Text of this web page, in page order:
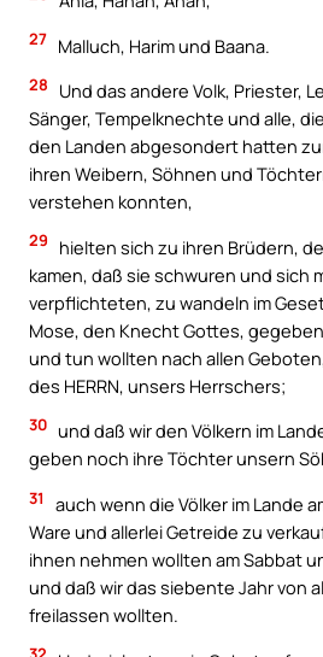
27 Malluch, Harim und Baana.
28
Und das andere Volk, Priester,
Sänger, Tempelknechte und alle,
den Landen abgesondert hatten
ihren Weibern, Söhnen und
verstehen konnten,
29
hielten sich zu ihren Brüdern,
kamen, daß sie schwuren und sich
verpflichteten, zu wandeln im
Mose, den Knecht Gottes,
und tun wollten nach allen
des HERRN, unsers Herrschers;
30 und daß wir den Völkern im
geben noch ihre Töchter unsern
31
auch wenn die Völker im Lande
Ware und allerlei Getreide zu
ihnen nehmen wollten am Sabbat
und daß wir das siebente Jahr von
freilassen wollten.